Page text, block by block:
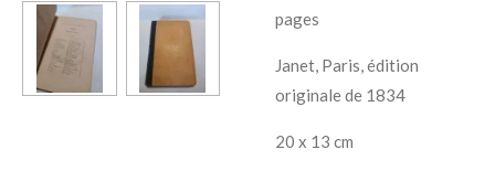
pages
Janet, Paris, édition
originale de 1834
20 x 13 cm